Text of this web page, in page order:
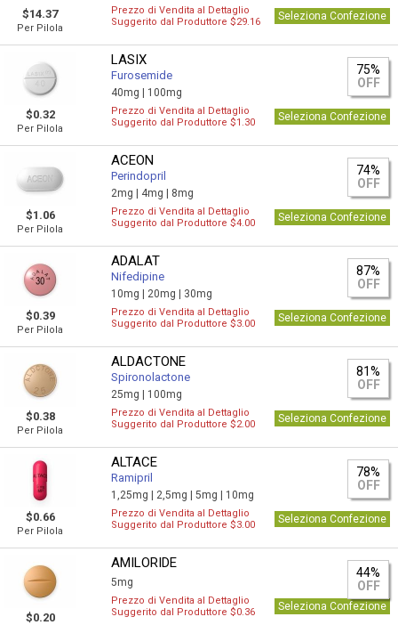
$14.37
Per Pilola
Prezzo di Vendita al Dettaglio
Suggerito dal Produttore $29.16
Seleziona Confezione
$0.32
Per Pilola
LASIX
Furosemide
40mg | 100mg
75%
OFF
Prezzo di Vendita al Dettaglio
Suggerito dal Produttore $1.30
Seleziona Confezione
$1.06
Per Pilola
ACEON
Perindopril
2mg | 4mg | 8mg
74%
OFF
Prezzo di Vendita al Dettaglio
Suggerito dal Produttore $4.00
Seleziona Confezione
$0.39
Per Pilola
ADALAT
Nifedipine
10mg | 20mg | 30mg
87%
OFF
Prezzo di Vendita al Dettaglio
Suggerito dal Produttore $3.00
Seleziona Confezione
$0.38
Per Pilola
ALDACTONE
Spironolactone
25mg | 100mg
81%
OFF
Prezzo di Vendita al Dettaglio
Suggerito dal Produttore $2.00
Seleziona Confezione
$0.66
Per Pilola
ALTACE
Ramipril
1,25mg | 2,5mg |5mg | 10mg
78%
OFF
Prezzo di Vendita al Dettaglio
Suggerito dal Produttore $3.00
Seleziona Confezione
$0.20
AMILORIDE
5mg
44%
OFF
Prezzo di Vendita al Dettaglio
Suggerito dal Produttore $0.36
Seleziona Confezione